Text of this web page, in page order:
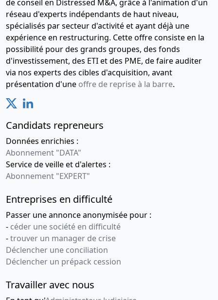
de conseil en Distressed M&A, grâce à l'animation d'un
réseau d'experts indépendants de haut niveau,
spécialisés par secteur d'activité et ayant déjà une
expérience en restructuring. Cette offre consiste en la
possibilité pour des grands groupes, des fonds
d'investissement, des ETI et des PME, de faire auditer
via nos experts des cibles d'acquisition, avant
présentation d'une offre de reprise à la barre.
Candidats repreneurs
Données enrichies :
Abonnement "DATA"
Service de veille et d'alertes :
Abonnement "EXPERT"
Entreprises en difficulté
Passer une annonce anonymisée pour :
- céder une société en difficulté
-trouver un manager de crise
Déclencher une conciliation
Déclencher un prépack cession
Travailler avec nous